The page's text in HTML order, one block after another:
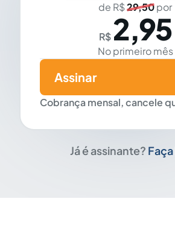
de R$29,50por
R$ 2,95
No primeiro mês
Cobrança mensal, cancele
Assinar
Já é assinante?